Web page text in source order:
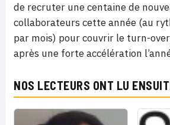
de recruter une centaine de
collaborateurs cette année (au
par mois) pour couvrir le turn-
après une forte accélération
NOS LECTEURS ONT LU